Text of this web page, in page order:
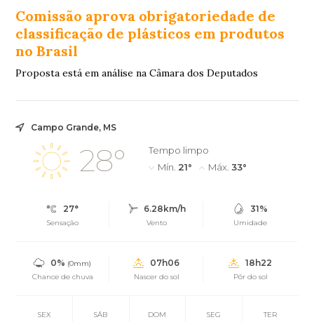
Comissão aprova obrigatoriedade de
classificação de plásticos em produtos
no Brasil
Proposta está em análise na Câmara dos Deputados
Campo Grande, MS
28°
Tempo limpo
Mín. 21° Máx. 33°
27°
Sensação
6.28km/h
Vento
31%
Umidade
0% (0mm)
Chance de chuva
07h06
Nascer do sol
18h22
Pôr do sol
SEX SÁB DOM SEG TER